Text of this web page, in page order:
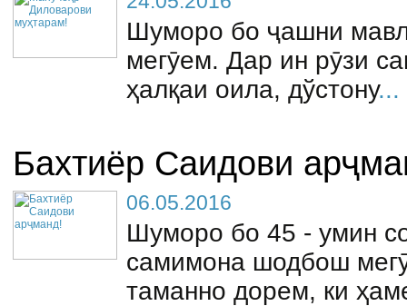
Шуморо бо ҷашни
мегӯем. Дар ин рӯзи
ҳалқаи оила, дўстону...
Бахтиёр Саидови
06.05.2016
Шуморо бо 45 - умин
самимона шодбош
таманно дорем, ки